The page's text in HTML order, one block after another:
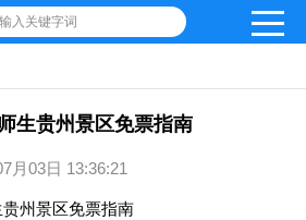
入关键字词
生贵州景区免票指南
月03日 13:36:21
州景区免票指南